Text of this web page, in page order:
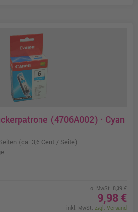
(4706A002) · Cyan
(ca. 3,6 Cent / Seite)
o. MwSt. 8,39 €
9,98 €
inkl. MwSt. zzgl. Versand